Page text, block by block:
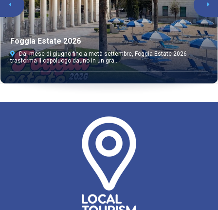
Foggia Estate 2026
Dal mese di giugno fino a metà settembre, Foggia Estate 2026
trasforma il capoluogo dauno in un gra...